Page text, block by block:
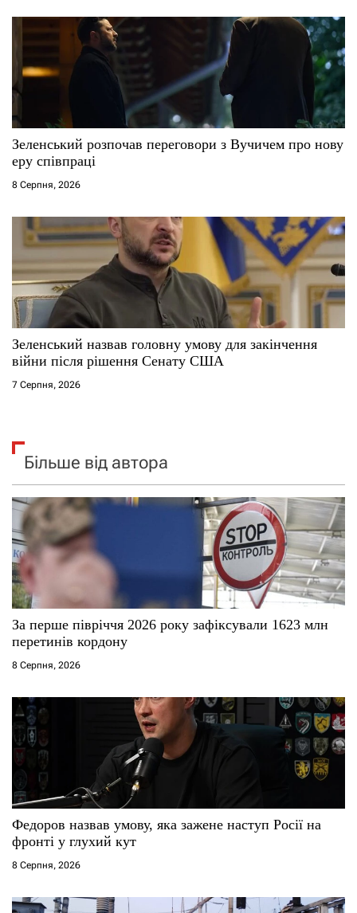
в
Зеленський розпочав переговори з Вучичем про нову
еру співпраці
8 Серпня, 2026
Зеленський назвав головну умову для закінчення
війни після рішення Сенату США
7 Серпня, 2026
Більше від автора
За перше півріччя 2026 року зафіксували 1623 млн
перетинів кордону
8 Серпня, 2026
Федоров назвав умову, яка зажене наступ Росії на
фронті у глухий кут
8 Серпня, 2026